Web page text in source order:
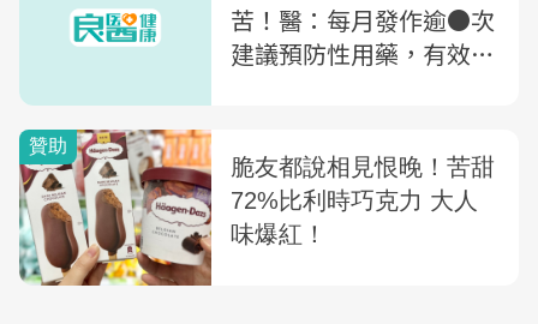
苦！醫：每月發作逾●次
建議預防性用藥，有效減